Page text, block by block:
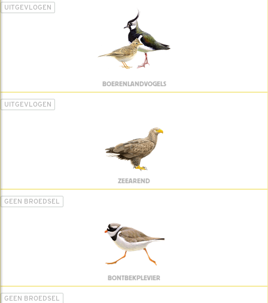
UITGEVLOGEN
BOERENLANDVOGELS
UITGEVLOGEN
ZEEAREND
GEEN BROEDSEL
BONTBEKPLEVIER
GEEN BROEDSEL